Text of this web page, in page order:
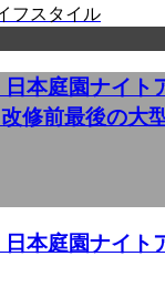
フスタイル
本庭園ナイト
修前最後の大
本庭園ナイト